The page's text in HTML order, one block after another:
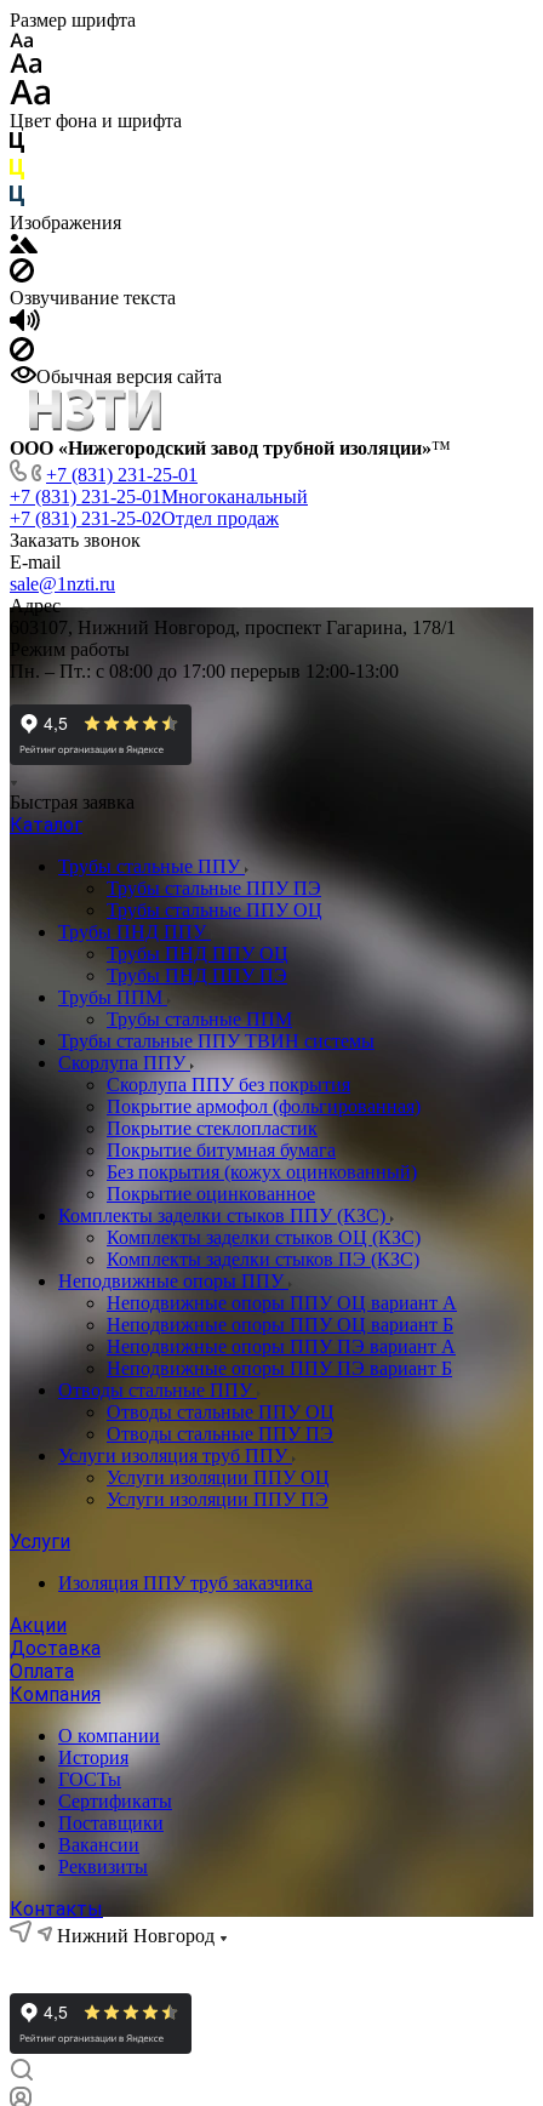
Размер шрифта
Цвет фона и шрифта
Изображения
Озвучивание текста
Обычная версия сайта
ООО «Нижегородский завод трубной изоляции»™
+7 (831) 231-25-01
+7 (831) 231-25-01Многоканальный
+7 (831) 231-25-02Отдел продаж
Заказать звонок
E-mail
sale@1nzti.ru
Адрес
603107, Нижний Новгород, проспект Гагарина, 178/1
Режим работы
Пн. – Пт.: с 08:00 до 17:00 перерыв 12:00-13:00
Быстрая заявка
Каталог
Трубы стальные ППУ
Трубы стальные ППУ ПЭ
Трубы стальные ППУ ОЦ
Трубы ПНД ППУ
Трубы ПНД ППУ ОЦ
Трубы ПНД ППУ ПЭ
Трубы ППМ
Трубы стальные ППМ
Трубы стальные ППУ ТВИН системы
Скорлупа ППУ
Скорлупа ППУ без покрытия
Покрытие армофол (фольгированная)
Покрытие стеклопластик
Покрытие битумная бумага
Без покрытия (кожух оцинкованный)
Покрытие оцинкованное
Комплекты заделки стыков ППУ (КЗС)
Комплекты заделки стыков ОЦ (КЗС)
Комплекты заделки стыков ПЭ (КЗС)
Неподвижные опоры ППУ
Неподвижные опоры ППУ ОЦ вариант А
Неподвижные опоры ППУ ОЦ вариант Б
Неподвижные опоры ППУ ПЭ вариант А
Неподвижные опоры ППУ ПЭ вариант Б
Отводы стальные ППУ
Отводы стальные ППУ ОЦ
Отводы стальные ППУ ПЭ
Услуги изоляция труб ППУ
Услуги изоляции ППУ ОЦ
Услуги изоляции ППУ ПЭ
Услуги
Изоляция ППУ труб заказчика
Акции
Доставка
Оплата
Компания
О компании
История
ГОСТы
Сертификаты
Поставщики
Вакансии
Реквизиты
Контакты
Нижний Новгород